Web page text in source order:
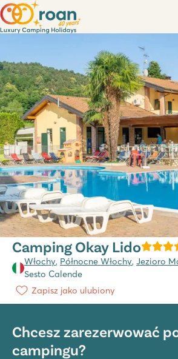
Camping Okay Lido
Włochy, Północne Włochy, Jezioro
Sesto Calende
Zapisz jako ulubiony
Chcesz zarezerwować
campingu?